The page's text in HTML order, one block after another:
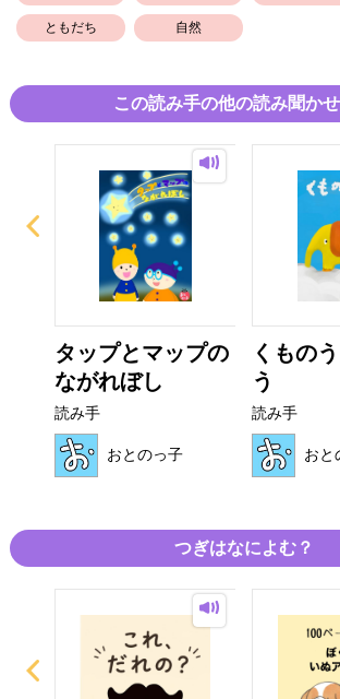
ともだち 自然
この読み手の他の読み聞か
タップとマップの
ながれぼし
読み手
おとのっ子
くもの
う
読み手
おと
つぎはなによむ？